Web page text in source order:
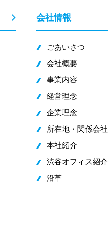
会社情報
ごあいさつ
会社概要
事業内容
経営理念
企業理念
所在地・関係会社
本社紹介
渋谷オフィス紹介
沿革